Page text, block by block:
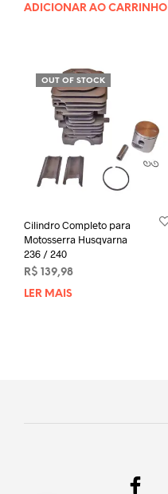
ADICIONAR AO CARRINHO
OUT OF STOCK
Cilindro Completo para
Motosserra Husqvarna
236 / 240
R$ 139,98
LER MAIS